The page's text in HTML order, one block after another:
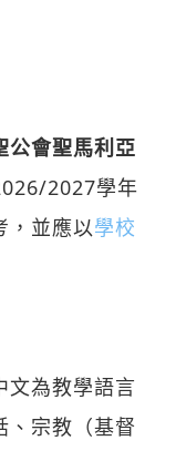
公會聖馬利亞
2027學年
，並應以學校
文為教學語言
、宗教（基督